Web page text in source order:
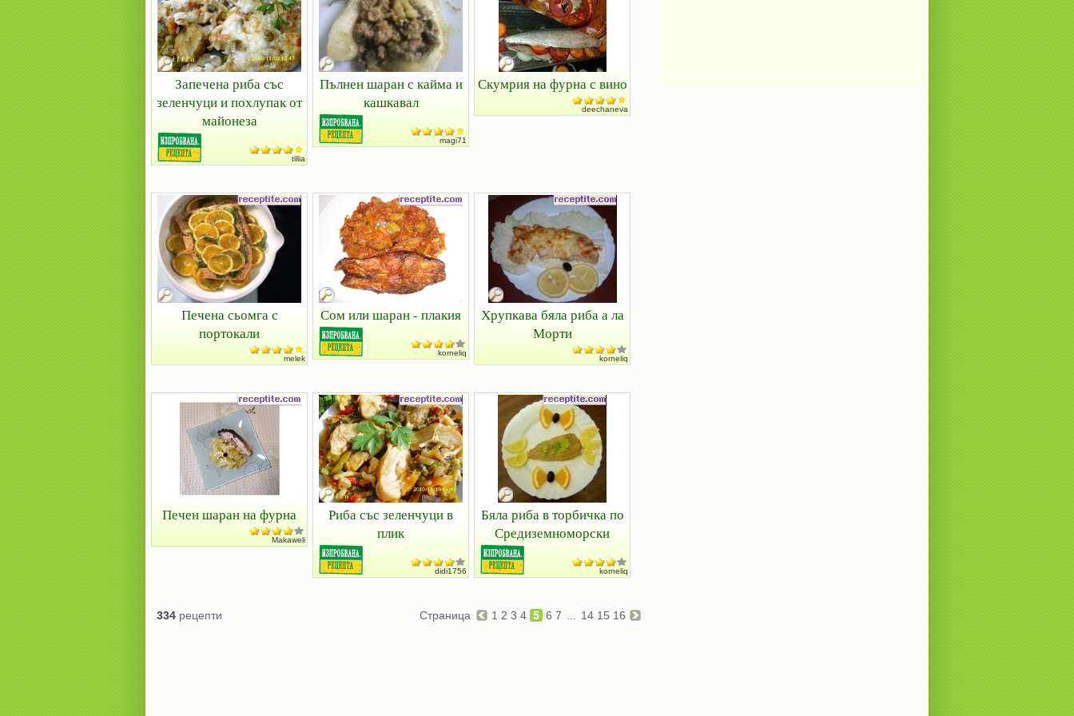
Запечена риба със
зеленчуци и похлупак от
майонеза
tillia
Пълнен шаран с кайма и
кашкавал
magi71
Скумрия на фурна с вино
deechaneva
Печена сьомга с
портокали
melek
Сом или шаран - плакия
korneliq
Хрупкава бяла риба а ла
Морти
korneliq
Печен шаран на фурна
Makaweli
Риба със зеленчуци в
плик
didi1756
Бяла риба в торбичка по
Средиземноморски
korneliq
334 рецепти Страница 1 2 3 4 5 6 7 14 15 16